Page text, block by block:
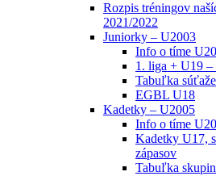
Rozpis tréningov
2021/2022
Juniorky – U2003
Info o tíme
1. liga + U19 –
Tabuľka súťaže
EGBL U18
Kadetky – U2005
Info o tíme
Kadetky U17,
zápasov
Tabuľka